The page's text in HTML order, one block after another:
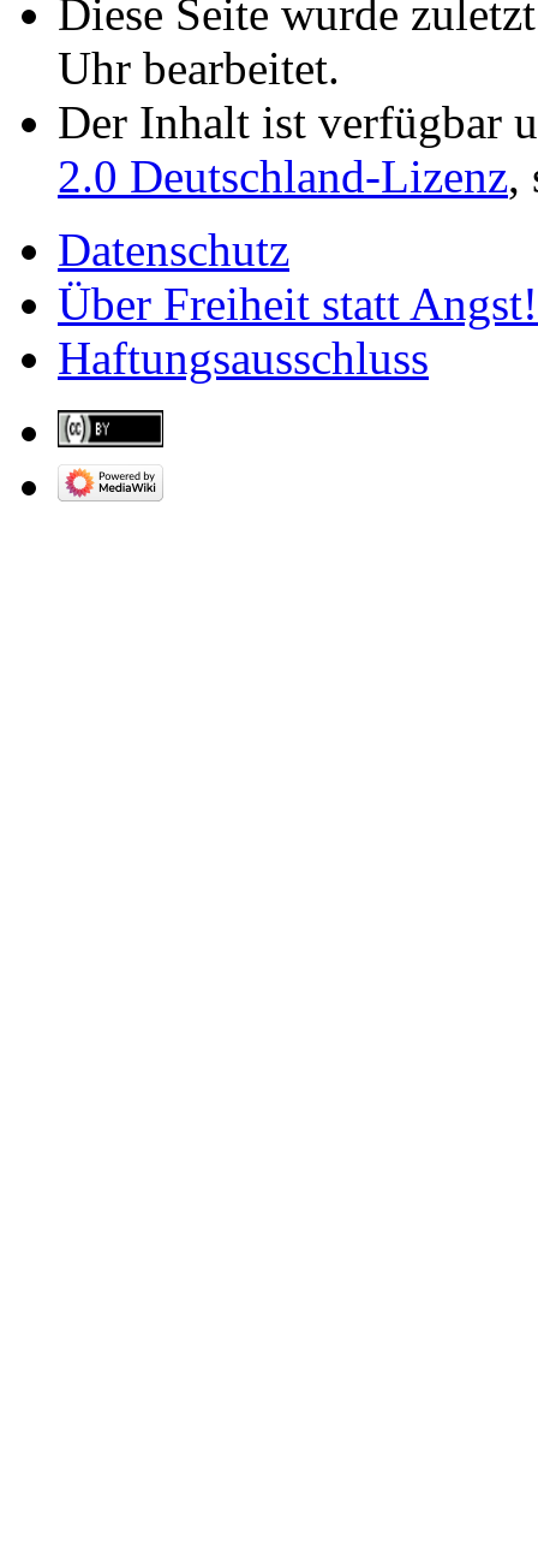
Diese Seite wurde
Uhr bearbeitet.
Der Inhalt ist verfügbar
2.0 Deutschland-Lizenz,
Datenschutz
Über Freiheit statt Angst!
Haftungsausschluss